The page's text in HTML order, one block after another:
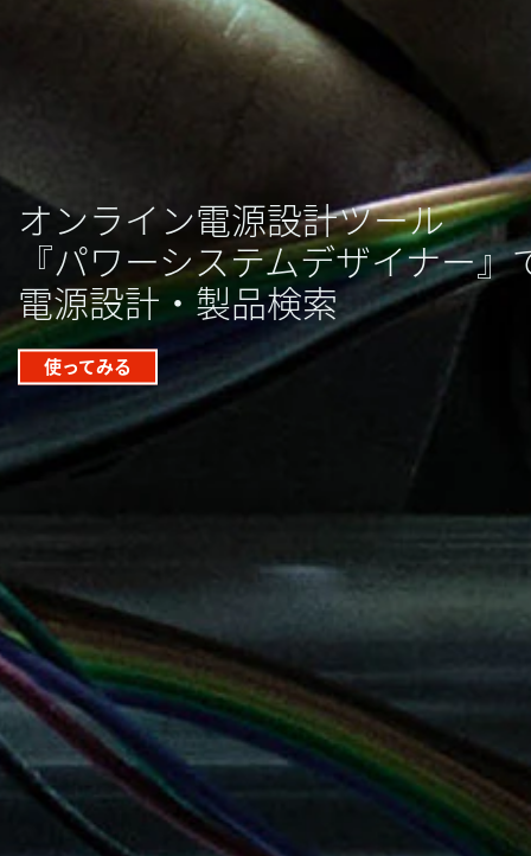
オンライン電源設計ツール
『パワーシステムデザイナー』
電源設計・製品検索
使ってみる